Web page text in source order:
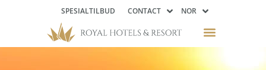
SPESIALTILBUD CONTACT NOR